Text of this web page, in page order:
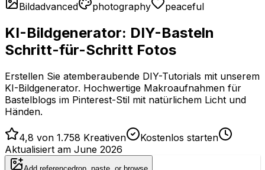
Bildadvanced photography peaceful
KI-Bildgenerator: DIY-Basteln
Schritt-für-Schritt Fotos
Erstellen Sie atemberaubende DIY-Tutorials mit unserem
KI-Bildgenerator. Hochwertige Makroaufnahmen für
Bastelblogs im Pinterest-Stil mit natürlichem Licht und
Händen.
4,8 von 1.758 Kreativen
Kostenlos starten
Aktualisiert am June 2026